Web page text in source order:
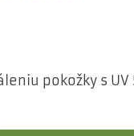
pokožky s UV